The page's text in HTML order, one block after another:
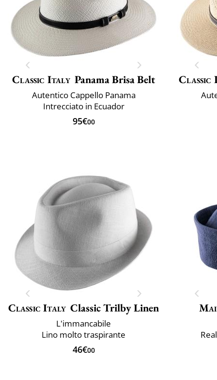
Classic Italy Panama Brisa Belt
Autentico Cappello Panama
Intrecciato in Ecuador
95€00
Classic
Classic Italy Classic Trilby Linen
L'immancabile
Lino molto traspirante
46€00